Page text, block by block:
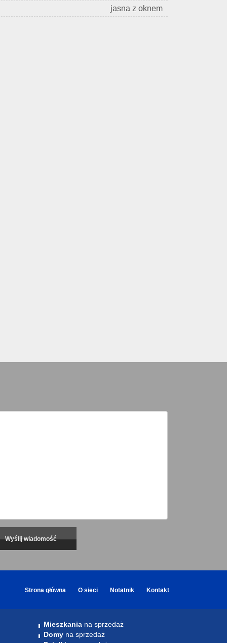
jasna z oknem
Strona główna O sieci Notatnik Kontakt
Mieszkania na sprzedaż
Domy na sprzedaż